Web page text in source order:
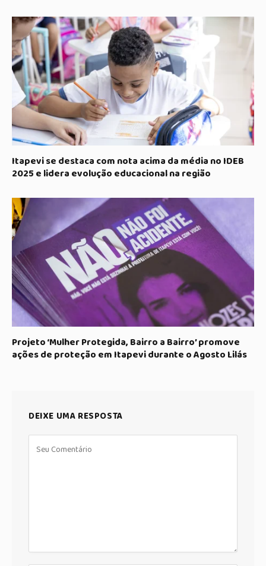
Itapevi se destaca com nota acima da média no IDEB
2025 e lidera evolução educacional na região
Projeto ‘Mulher Protegida, Bairro a Bairro’ promove
ações de proteção em Itapevi durante o Agosto Lilás
DEIXE UMA RESPOSTA